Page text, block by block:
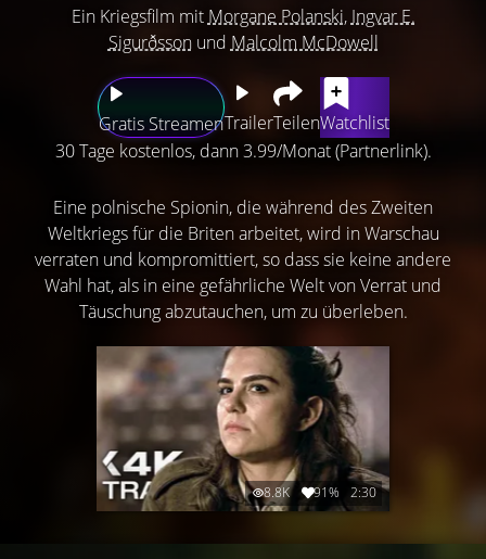
Ein Kriegsfilm mit Morgane Polanski, Ingvar E.
Sigurðssonund Malcolm McDowell
Gratis StreamenTrailerTeilenWatchlist
30 Tage kostenlos, dann 3.99/Monat (Partnerlink).
Eine polnische Spionin, die während des Zweiten
Weltkriegs für die Briten arbeitet, wird in Warschau
verraten und kompromittiert, so dass sie keine andere
Wahl hat, als in eine gefährliche Welt von Verrat und
Täuschung abzutauchen, um zu überleben.
8.8K 91% 2:30